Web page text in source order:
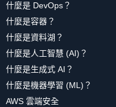
什麼是 DevOps？
什麼是容器？
什麼是資料湖？
什麼是人工智慧 (AI)？
什麼是生成式 AI？
什麼是機器學習 (ML)？
AWS 雲端安全